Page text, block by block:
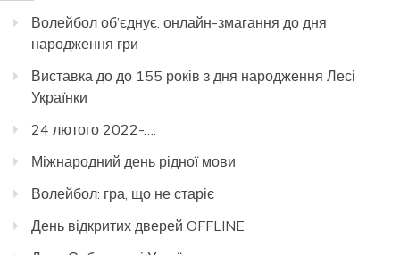
Волейбол об’єднує: онлайн-змагання до дня
народження гри
Виставка до до 155 років з дня народження Лесі
Українки
24 лютого 2022-….
Міжнародний день рідної мови
Волейбол: гра, що не старіє
День відкритих дверей OFFLINE